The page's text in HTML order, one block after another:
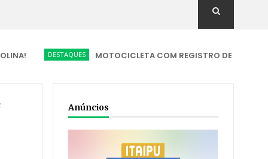
DESTAQUES MOTOCICLETA COM REGISTRO DE FURTO É
Anúncios